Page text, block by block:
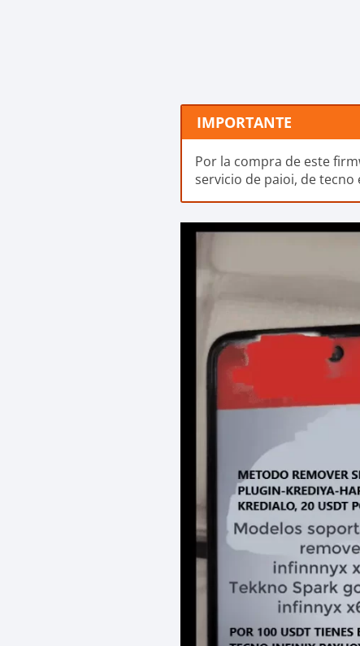
IMPORTANTE
Por la compra de este
servicio de paioi, de tecno